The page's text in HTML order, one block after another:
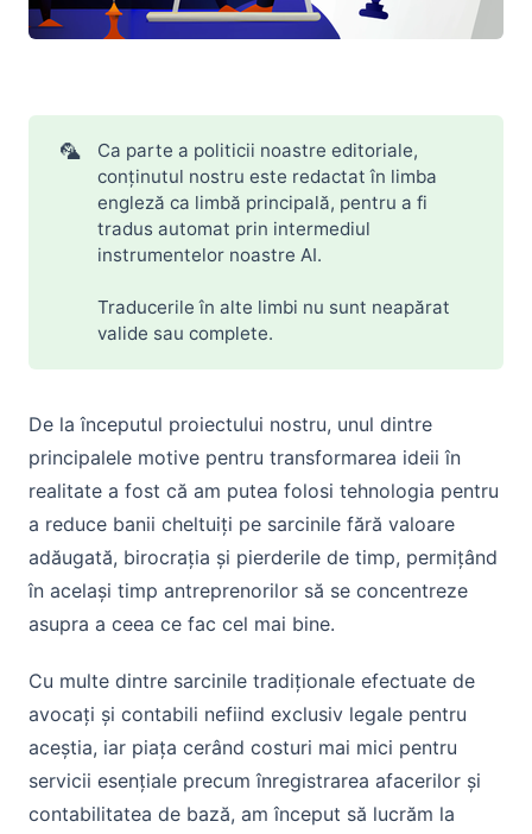
🦜
Ca parte a politicii noastre editoriale,
conținutul nostru este redactat în limba
engleză ca limbă principală, pentru a fi
tradus automat prin intermediul
instrumentelor noastre AI.
Traducerile în alte limbi nu sunt neapărat
valide sau complete.
De la începutul proiectului nostru, unul dintre
principalele motive pentru transformarea ideii în
realitate a fost că am putea folosi tehnologia pentru
a reduce banii cheltuiți pe sarcinile fără valoare
adăugată, birocrația și pierderile de timp, permițând
în același timp antreprenorilor să se concentreze
asupra a ceea ce fac cel mai bine.
Cu multe dintre sarcinile tradiționale efectuate de
avocați și contabili nefiind exclusiv legale pentru
aceștia, iar piața cerând costuri mai mici pentru
servicii esențiale precum înregistrarea afacerilor și
contabilitatea de bază, am început să lucrăm la